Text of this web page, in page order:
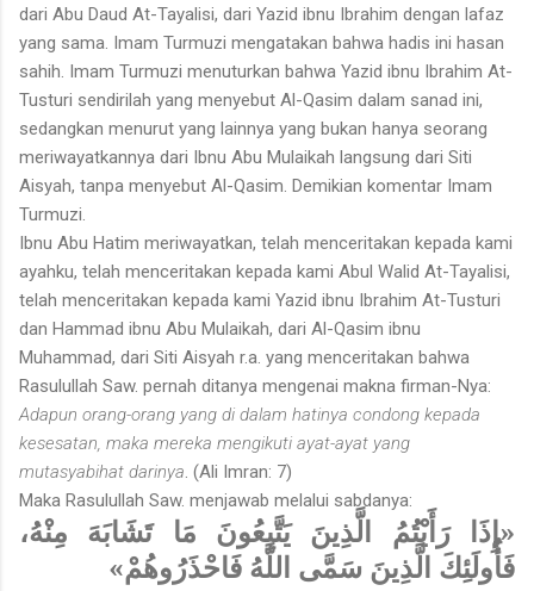
dari Abu Daud At-Tayalisi, dari Yazid ibnu Ibrahim dengan lafaz
yang sama. Imam Turmuzi mengatakan bahwa hadis ini hasan
sahih. Imam Turmuzi menuturkan bahwa Yazid ibnu Ibrahim At-
Tusturi sendirilah yang menyebut Al-Qasim dalam sanad ini,
sedangkan menurut yang lainnya yang bukan hanya seorang
meriwayatkannya dari Ibnu Abu Mulaikah langsung dari Siti
Aisyah, tanpa menyebut Al-Qasim. Demikian komentar Imam
Turmuzi.
Ibnu Abu Hatim meriwayatkan, telah menceritakan kepada kami
ayahku, telah menceritakan kepada kami Abul Walid At-Tayalisi,
telah menceritakan kepada kami Yazid ibnu Ibrahim At-Tusturi
dan Hammad ibnu Abu Mulaikah, dari Al-Qasim ibnu
Muhammad, dari Siti Aisyah r.a. yang menceritakan bahwa
Rasulullah Saw. pernah ditanya mengenai makna firman-Nya:
Adapun orang-orang yang di dalam hatinya condong kepada
kesesatan, maka mereka mengikuti ayat-ayat yang
mutasyabihat darinya . (Ali Imran: 7)
Maka Rasulullah Saw. menjawab melalui sabdanya:
«إِذَا رَأَيْتُمُ الَّذِينَ يَتَّبِعُونَ مَا تَشَابَهَ مِنْهُ،
فَأُولَئِكَ الَّذِينَ سَمَّى اللَّهُ فَاحْذَرُوهُمْ»